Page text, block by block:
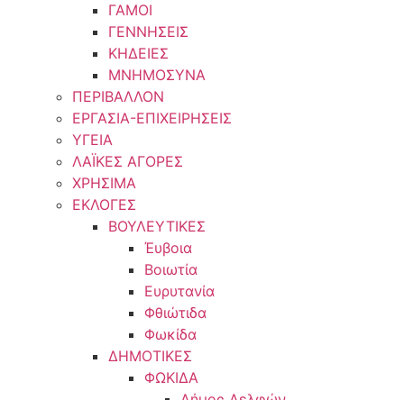
ΓΑΜΟΙ
ΓΕΝΝΗΣΕΙΣ
ΚΗΔΕΙΕΣ
ΜΝΗΜΟΣΥΝΑ
ΠΕΡΙΒΑΛΛΟΝ
ΕΡΓΑΣΙΑ-ΕΠΙΧΕΙΡΗΣΕΙΣ
ΥΓΕΙΑ
ΛΑΪΚΕΣ ΑΓΟΡΕΣ
ΧΡΗΣΙΜΑ
ΕΚΛΟΓΕΣ
ΒΟΥΛΕΥΤΙΚΕΣ
Έυβοια
Βοιωτία
Ευρυτανία
Φθιώτιδα
Φωκίδα
ΔΗΜΟΤΙΚΕΣ
ΦΩΚΙΔΑ